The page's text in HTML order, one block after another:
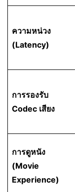
ความหน่วง
(Latency)
การรองรับ
Codec เสียง
การดูหนัง
(Movie
Experience)